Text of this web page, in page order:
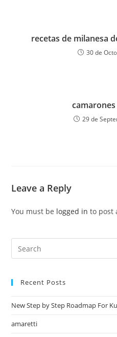
recetas de milanesa
30 de
29 de
Leave a Reply
You must be logged in to post
Recent Posts
New Step by Step Roadmap For
amaretti